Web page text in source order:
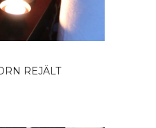
REJÄLT